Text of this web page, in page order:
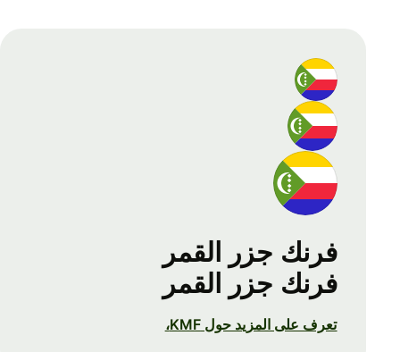
فرنك جزر القمر
فرنك جزر القمر
تعرف على المزيد حول KMF،